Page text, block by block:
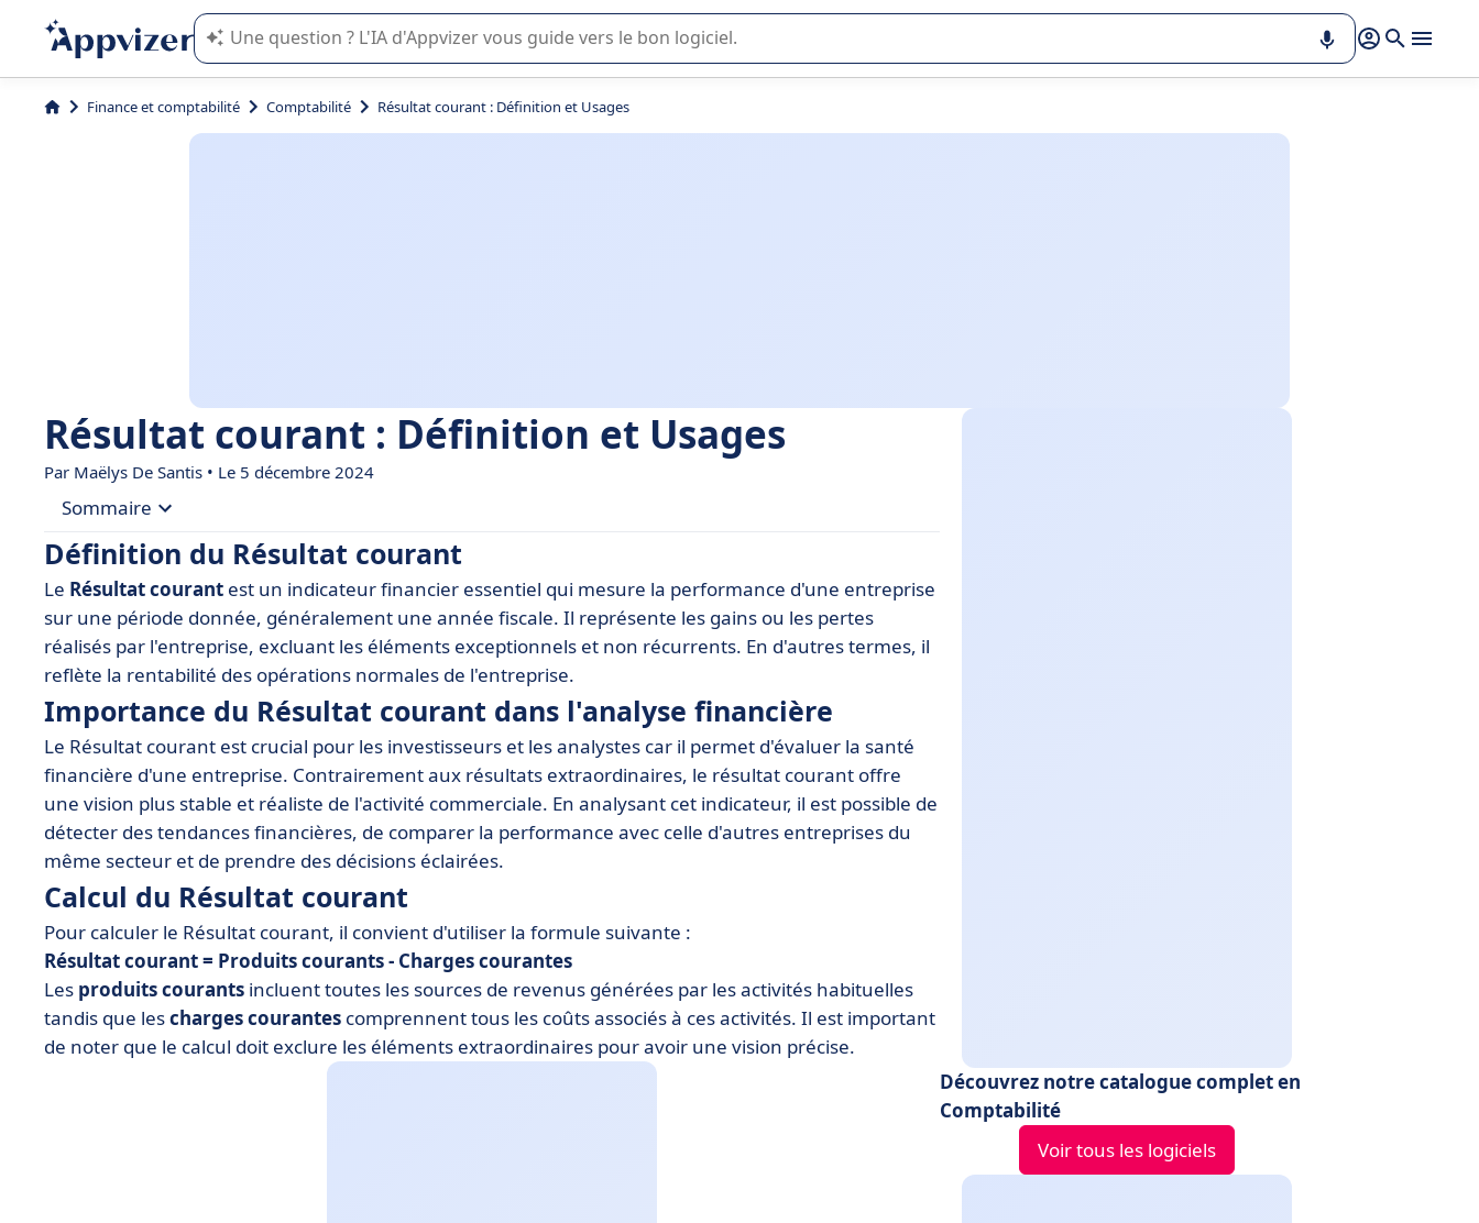
L'IA de Appvizer vous guide dans l'utilisation ou la sélection de logiciel SaaS en entreprise.
Finance et comptabilité Comptabilité Résultat courant : Définition et Usages
Résultat courant : Définition et Usages
Par Maëlys De Santis • Le 5 décembre 2024
Sommaire
• Définition du Résultat courant
• Importance du Résultat courant dans l'analyse financière
• Calcul du Résultat courant
• Étapes pour analyser le Résultat courant
• Outils SaaS pour le calcul et l'analyse du Résultat courant
• Exemples pratiques de Résultat courant
• Conclusion
Définition du Résultat courant
Le Résultat courant est un indicateur financier essentiel qui mesure la performance d'une entreprise
sur une période donnée, généralement une année fiscale. Il représente les gains ou les pertes
réalisés par l'entreprise, excluant les éléments exceptionnels et non récurrents. En d'autres termes, il
reflète la rentabilité des opérations normales de l'entreprise.
Importance du Résultat courant dans l'analyse financière
Le Résultat courant est crucial pour les investisseurs et les analystes car il permet d'évaluer la santé
financière d'une entreprise. Contrairement aux résultats extraordinaires, le résultat courant offre
une vision plus stable et réaliste de l'activité commerciale. En analysant cet indicateur, il est possible de
détecter des tendances financières, de comparer la performance avec celle d'autres entreprises du
même secteur et de prendre des décisions éclairées.
Calcul du Résultat courant
Pour calculer le Résultat courant, il convient d'utiliser la formule suivante :
Résultat courant = Produits courants - Charges courantes
Les produits courants incluent toutes les sources de revenus générées par les activités habituelles
tandis que lescharges courantes comprennent tous les coûts associés à ces activités. Il est important
de noter que le calcul doit exclure les éléments extraordinaires pour avoir une vision précise.
Découvrez notre catalogue complet en
Comptabilité
Voir tous les logiciels